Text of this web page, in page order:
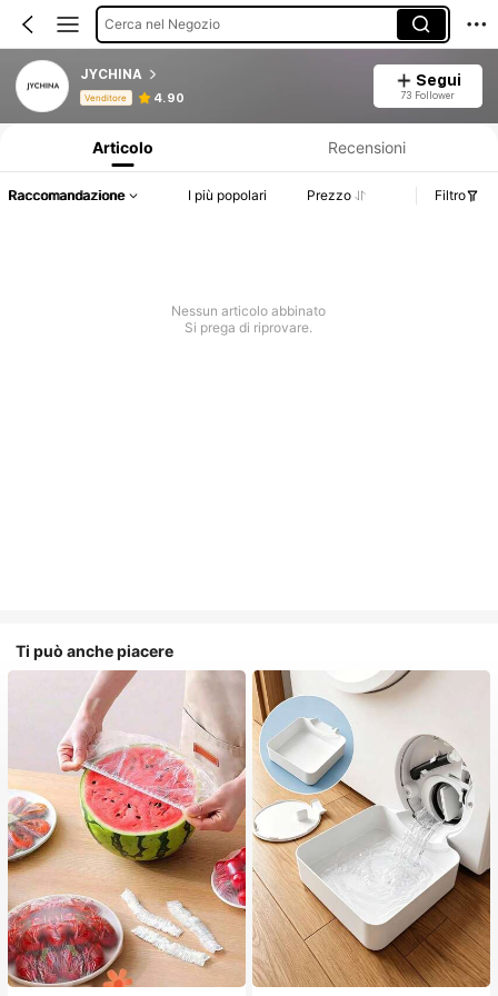
Cerca nel Negozio
JYCHINA
Venditore 4.90
Segui
73 Follower
Articolo Recensioni
Raccomandazione I più popolari Prezzo Filtro
Nessun articolo abbinato
Si prega di riprovare.
Ti può anche piacere